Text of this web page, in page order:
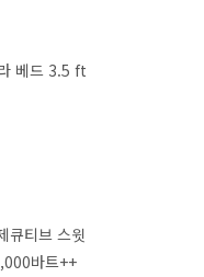
베드 3.5 ft
큐티브 스윗
바트++